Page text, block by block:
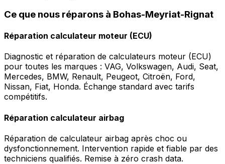
Ce que nous réparons à Bohas-Meyriat-Rignat
Réparation calculateur moteur (ECU)
Diagnostic et réparation de calculateurs moteur (ECU)
pour toutes les marques : VAG, Volkswagen, Audi, Seat,
Mercedes, BMW, Renault, Peugeot, Citroën, Ford,
Nissan, Fiat, Honda. Échange standard avec tarifs
compétitifs.
Réparation calculateur airbag
Réparation de calculateur airbag après choc ou
dysfonctionnement. Intervention rapide et fiable par des
techniciens qualifiés. Remise à zéro crash data.